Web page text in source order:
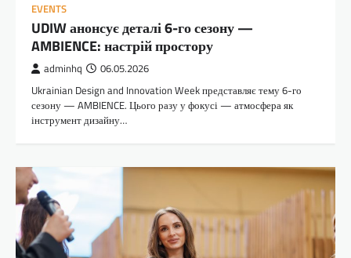
EVENTS
UDIW анонсує деталі 6-го сезону —
AMBIENCE: настрій простору
adminhq 06.05.2026
Ukrainian Design and Innovation Week представляє тему 6-го
сезону — AMBIENCE. Цього разу у фокусі — атмосфера як
інструмент дизайну…